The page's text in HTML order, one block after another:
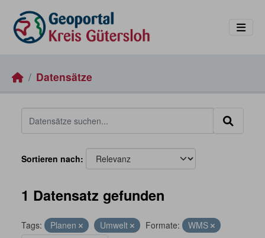
Datensätze
Sortieren nach
1 Datensatz gefunden
Tags: Planen Umwelt Formate:
WMS